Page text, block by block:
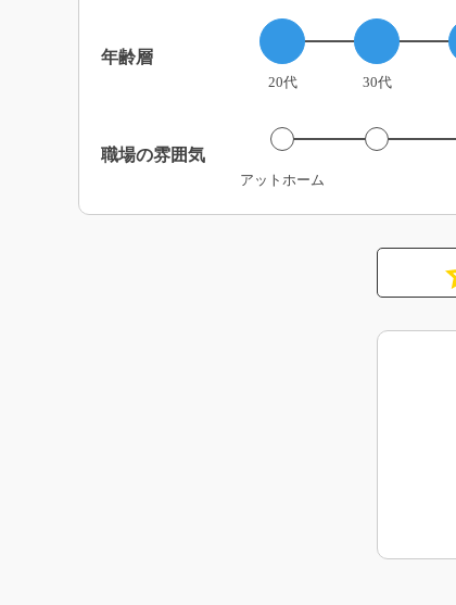
年齢層
20代 30代
職場の雰囲気
アットホーム